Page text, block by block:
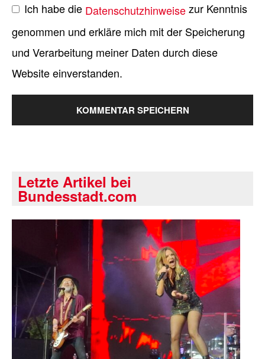
Ich habe die Datenschutzhinweisezur Kenntnis
genommen und erkläre mich mit der Speicherung
und Verarbeitung meiner Daten durch diese
Website einverstanden.
Letzte Artikel bei
Bundesstadt.com